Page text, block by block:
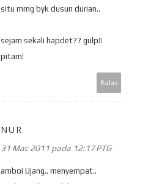
situ mmg byk dusun durian..
sejam sekali hapdet?? gulp!!
pitam!
Balas
NUR
31 Mac 2011 pada 12:17 PTG
amboi Ujang.. menyempat..